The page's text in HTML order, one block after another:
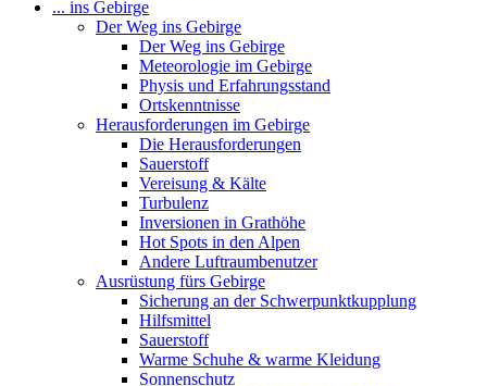
... ins Gebirge
Der Weg ins Gebirge
Der Weg ins Gebirge
Meteorologie im Gebirge
Physis und Erfahrungsstand
Ortskenntnisse
Herausforderungen im Gebirge
Die Herausforderungen
Sauerstoff
Vereisung & Kälte
Turbulenz
Inversionen in Grathöhe
Hot Spots in den Alpen
Andere Luftraumbenutzer
Ausrüstung fürs Gebirge
Sicherung an der Schwerpunktkupplung
Hilfsmittel
Sauerstoff
Warme Schuhe & warme Kleidung
Sonnenschutz